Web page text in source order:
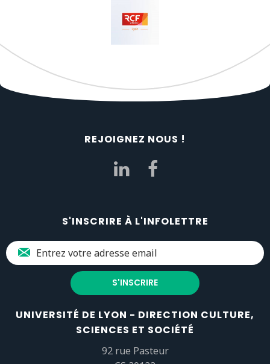
REJOIGNEZ NOUS !
S'INSCRIRE À L'INFOLETTRE
UNIVERSITÉ DE LYON - DIRECTION CULTURE,
SCIENCES ET SOCIÉTÉ
92 rue Pasteur